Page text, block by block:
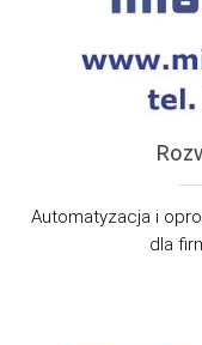
Automatyzacja i
dla